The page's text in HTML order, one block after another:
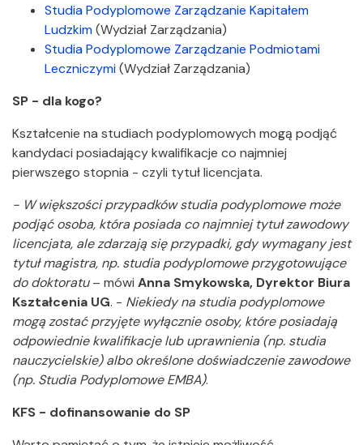
Studia Podyplomowe Zarządzanie Kapitałem
Ludzkim(Wydział Zarządzania)
Studia Podyplomowe Zarządzanie Podmiotami
Leczniczymi(Wydział Zarządzania)
SP - dla kogo?
Kształcenie na studiach podyplomowych mogą podjąć
kandydaci posiadający kwalifikacje co najmniej
pierwszego stopnia - czyli tytuł licencjata.
- W większości przypadków studia podyplomowe może
podjąć osoba, która posiada co najmniej tytuł zawodowy
licencjata, ale zdarzają się przypadki, gdy wymagany jest
tytuł magistra, np. studia podyplomowe przygotowujące
do doktoratu– mówi Anna Smykowska, Dyrektor Biura
Kształcenia UG. - Niekiedy na studia podyplomowe
mogą zostać przyjęte wyłącznie osoby, które posiadają
odpowiednie kwalifikacje lub uprawnienia (np. studia
nauczycielskie) albo określone doświadczenie zawodowe
(np. Studia Podyplomowe EMBA).
KFS - dofinansowanie do SP